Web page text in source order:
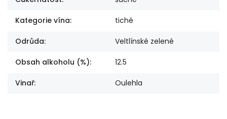
Kategorie vína: tiché
Odrůda: Veltlínské zelené
Obsah alkoholu (%): 12.5
Vinař: Oulehla